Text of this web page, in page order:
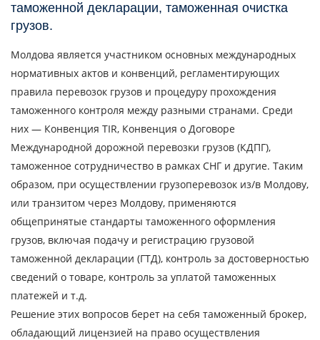
таможенной декларации, таможенная очистка
грузов.
Молдова является участником основных международных
нормативных актов и конвенций, регламентирующих
правила перевозок грузов и процедуру прохождения
таможенного контроля между разными странами. Среди
них — Конвенция TIR, Конвенция о Договоре
Международной дорожной перевозки грузов (КДПГ),
таможенное сотрудничество в рамках СНГ и другие. Таким
образом, при осуществлении грузоперевозок из/в Молдову,
или транзитом через Молдову, применяются
общепринятые стандарты таможенного оформления
грузов, включая подачу и регистрацию грузовой
таможенной декларации (ГТД), контроль за достоверностью
сведений о товаре, контроль за уплатой таможенных
платежей и т.д.
Решение этих вопросов берет на себя таможенный брокер,
обладающий лицензией на право осуществления